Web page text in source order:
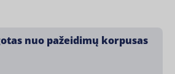
nuo pažeidimų korpusas